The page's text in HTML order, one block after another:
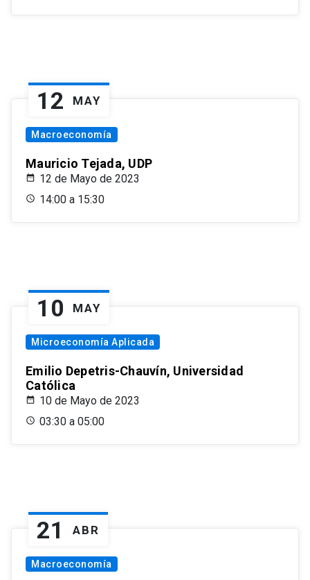
12 MAY
Macroeconomía
Mauricio Tejada, UDP
12 de Mayo de 2023
14:00 a 15:30
10 MAY
Microeconomía Aplicada
Emilio Depetris-Chauvín, Universidad
Católica
10 de Mayo de 2023
03:30 a 05:00
21 ABR
Macroeconomía